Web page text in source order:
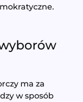
ma za
w sposób